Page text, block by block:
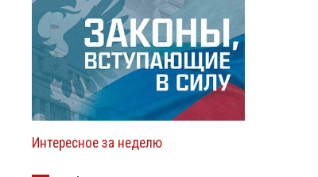
Интересное за неделю